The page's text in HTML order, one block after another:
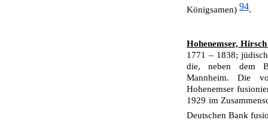
Königsamen) 94.
Hohenemser,
1771 – 1838;
die, neben dem
Mannheim. Die
Hohenemser
1929 im
Deutschen Bank